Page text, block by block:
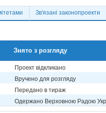
Зв'язані законопроекти
Знято з розгляду
Проект відкликано
Вручено для розгляду
Передано в тираж
Одержано Верховною Радою